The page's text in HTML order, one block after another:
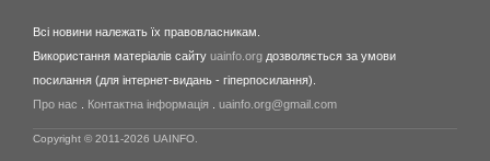
wimax
в
Всі новини належать їх правовласникам.
Використання матеріалів сайту uainfo.org дозволяється за умови
посилання (для інтернет-видань - гіперпосилання).
Про нас
Контактна інформація uainfo.org@gmail.com
Copyright © 2011-2026 UAINFO.